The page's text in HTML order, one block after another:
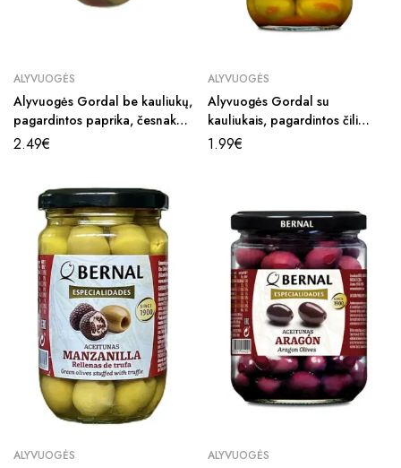
ALYVUOGĖS
Alyvuogės Gordal be kauliukų,
pagardintos paprika, česnaku
ir prieskoniais, 300g.
2.49€
ALYVUOGĖS
Alyvuogės Gordal su
kauliukais, pagardintos čili
pipiru, česnaku ir prieskoniais,
1.99€
ALYVUOGĖS ALYVUOGĖS